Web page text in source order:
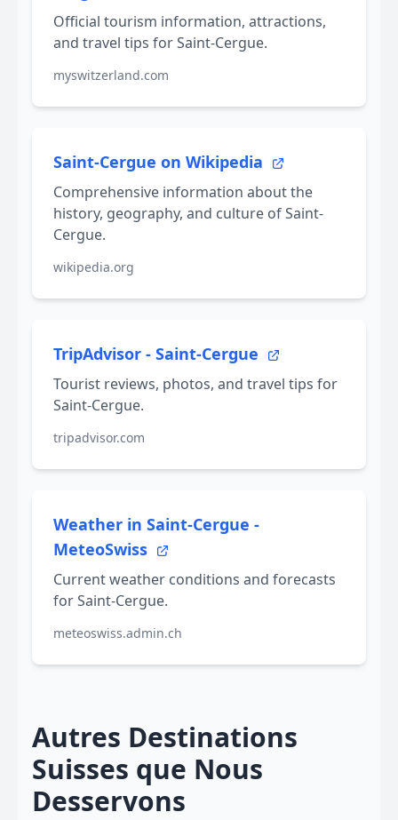
Official tourism information, attractions,
and travel tips for Saint-Cergue.
myswitzerland.com
Saint-Cergue on Wikipedia
Comprehensive information about the
history, geography, and culture of Saint-
Cergue.
wikipedia.org
TripAdvisor - Saint-Cergue
Tourist reviews, photos, and travel tips for
Saint-Cergue.
tripadvisor.com
Weather in Saint-Cergue -
MeteoSwiss
Current weather conditions and forecasts
for Saint-Cergue.
meteoswiss.admin.ch
Autres Destinations
Suisses que Nous
Desservons